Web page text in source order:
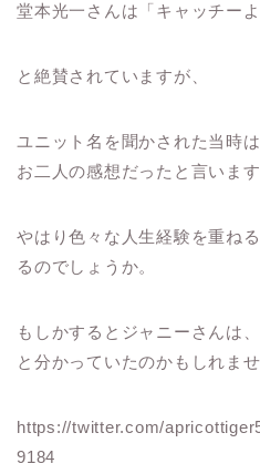
堂本光一さんは「キャッチーよ
と絶賛されていますが、
ユニット名を聞かされた当時
お二人の感想だったと言いま
やはり色々な人生経験を重ね
るのでしょうか。
もしかするとジャニーさんは
と分かっていたのかもしれませ
https://twitter.com/
9184